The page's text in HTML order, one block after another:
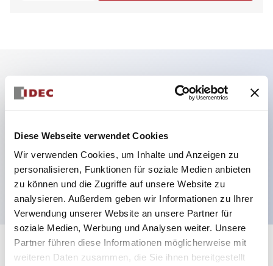
Diese Webseite verwendet Cookies
Wir verwenden Cookies, um Inhalte und Anzeigen zu
personalisieren, Funktionen für soziale Medien anbieten
zu können und die Zugriffe auf unsere Website zu
analysieren. Außerdem geben wir Informationen zu Ihrer
Verwendung unserer Website an unsere Partner für
soziale Medien, Werbung und Analysen weiter. Unsere
Partner führen diese Informationen möglicherweise mit
weiteren Daten zusammen, die Sie ihnen bereitgestellt
Hauptmerkmale
Der schlüsselsichere Selektorschalter verwendet
eine hochsichere Stiftzuhaltungsstruktur
Schutzart IP65 (IEC60529)
Spezifikationen Alle erweitern